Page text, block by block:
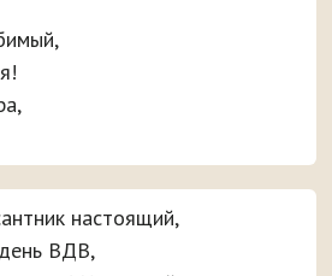
настоящий,
ВДВ,